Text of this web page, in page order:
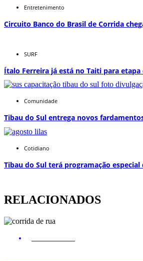
Entretenimento
Circuito Banco do Brasil de Corrida
SURF
Ítalo Ferreira já está no Taiti para
Comunidade
Tibau do Sul entrega novos
Cotidiano
Tibau do Sul terá programação
RELACIONADOS